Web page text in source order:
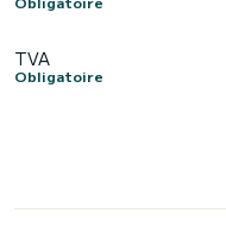
TVA
Obligatoire